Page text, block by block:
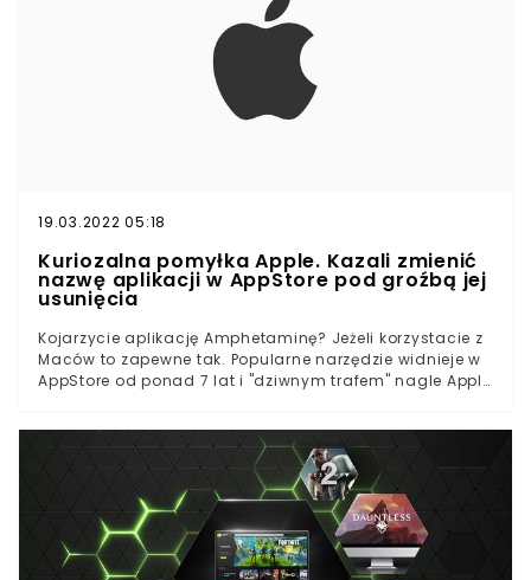
19.03.2022 05:18
Kuriozalna pomyłka Apple. Kazali zmienić
nazwę aplikacji w AppStore pod groźbą jej
usunięcia
Kojarzycie aplikację Amphetaminę? Jeżeli korzystacie z
Maców to zapewne tak. Popularne narzędzie widnieje w
AppStore od ponad 7 lat i "dziwnym trafem" nagle Apple